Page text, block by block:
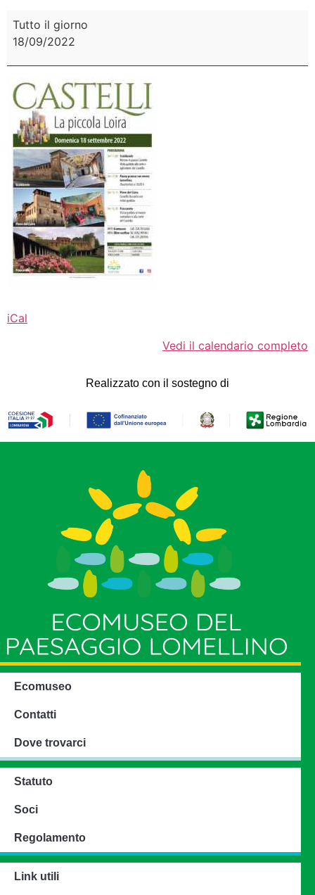
Tutto il giorno
18/09/2022
iCal
Vedi il calendario completo
Realizzato con il sostegno di
Ecomuseo
Contatti
Dove trovarci
Statuto
Soci
Regolamento
Link utili